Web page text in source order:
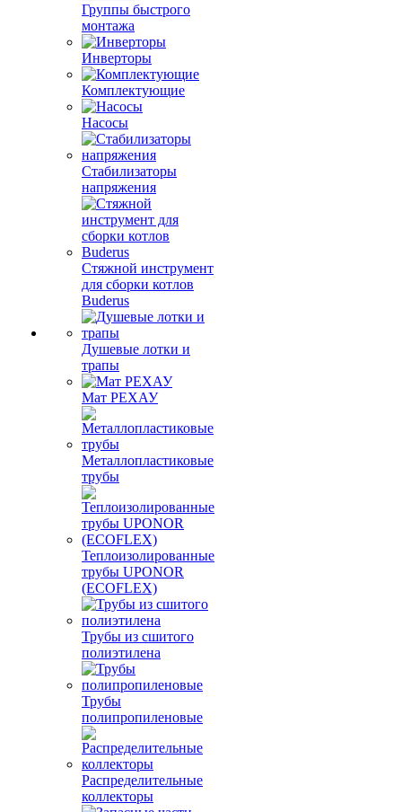
Группы быстрого
монтажа
Инверторы
Комплектующие
Насосы
Стабилизаторы
напряжения
Стяжной инструмент
для сборки котлов
Buderus
Душевые лотки и
трапы
Мат РЕХАУ
Металлопластиковые
трубы
Теплоизолированные
трубы UPONOR
(ECOFLEX)
Трубы из сшитого
полиэтилена
Трубы
полипропиленовые
Распределительные
коллекторы